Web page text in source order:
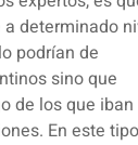
determinado
podrían de
sino que
de los que
En este